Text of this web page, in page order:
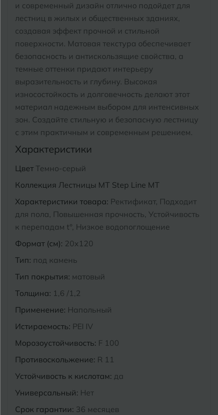
и современный дизайн отлично подойдет для
лестниц в жилых и общественных зданиях,
создавая эффект прочной и стильной
поверхности. Матовая текстура обеспечивает
безопасность и антискользящие свойства, а
темные оттенки придают интерьеру
выразительность и глубину. Высокая
износостойкость и долговечность делают этот
материал надежным выбором для интенсивных
зон. Создайте стильную и безопасную лестницу
с этим практичным и современным решением.
Характеристики
Цвет Темно-серый
Коллекция Лестницы MT Step Line MT
Характеристики товара: Ректификат, Подходит
для пола, Повышенная прочность, Устойчивость
к перепадам t°, Низкое водопоглощение
Формат (см): 20x120
Тип: под камень
Тип покрытия: матовый
Толщина: 1,6 /1,2
Применение: Напольный
Истираемость: PEI IV
Морозоустойчивость: F 100
Противоскольжение: R 11
Устойчивость к кислотам: да
Универсальный: Нет
Срок гарантии: 36 месяцев
Кемерово
Кострома
Котлас
Краснодар
Курган
Майкоп
Муром
У Улан-Удэ
Ульяновск
Уфа
Х Химки
Я Ярославль